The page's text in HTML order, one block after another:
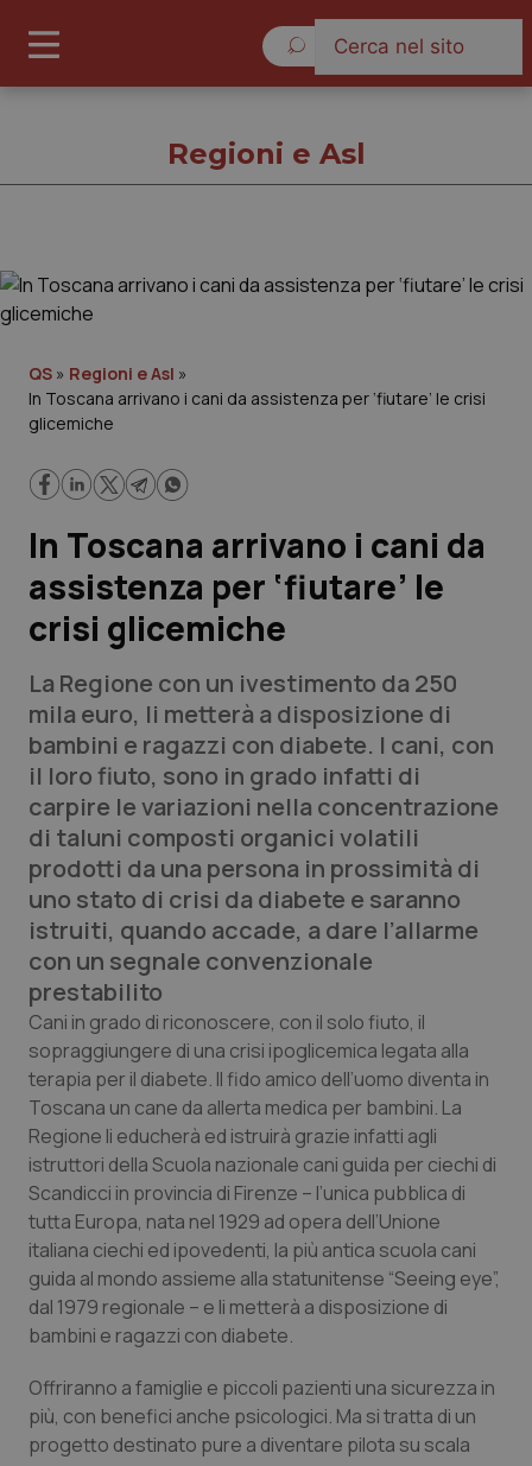
Governo e Parlamento
Regioni e Asl
Lavoro e Professioni
Scienza e Farmaci
Studi e Analisi
Lettere al direttore
Edizioni Regionali
QS Pro
Professionisti Sanitari.AI
Abruzzo
Basilicata
Calabria
Campania
Emilia-Romagna
Friuli Venezia Giulia
Lazio
Liguria
Lombardia
QS Pro Gold
Artrite & artrosi
Asma & BPCO
Car-T
Colesterolo & coronaropatie
Dermatite Atopica
Diabete & glucometri
Disturbi dell’umore
Dolore
QS Club Newsletter
Regioni e Asl
QS » Regioni e Asl »
In Toscana arrivano i cani da assistenza per ‘fiutare’ le crisi
glicemiche
In Toscana arrivano i cani da
assistenza per ‘fiutare’ le
crisi glicemiche
La Regione con un ivestimento da 250
mila euro, li metterà a disposizione di
bambini e ragazzi con diabete. I cani, con
il loro fiuto, sono in grado infatti di
carpire le variazioni nella concentrazione
di taluni composti organici volatili
prodotti da una persona in prossimità di
uno stato di crisi da diabete e saranno
istruiti, quando accade, a dare l’allarme
con un segnale convenzionale
prestabilito
Cani in grado di riconoscere, con il solo fiuto, il
sopraggiungere di una crisi ipoglicemica legata alla
terapia per il diabete. Il fido amico dell’uomo diventa in
Toscana un cane da allerta medica per bambini. La
Regione li educherà ed istruirà grazie infatti agli
istruttori della Scuola nazionale cani guida per ciechi di
Scandicci in provincia di Firenze – l’unica pubblica di
tutta Europa, nata nel 1929 ad opera dell’Unione
italiana ciechi ed ipovedenti, la più antica scuola cani
guida al mondo assieme alla statunitense “Seeing eye”,
dal 1979 regionale – e li metterà a disposizione di
bambini e ragazzi con diabete.
Offriranno a famiglie e piccoli pazienti una sicurezza in
più, con benefici anche psicologici. Ma si tratta di un
progetto destinato pure a diventare pilota su scala